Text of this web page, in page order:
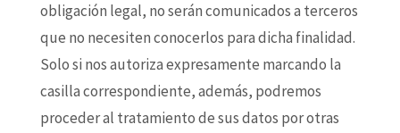
obligación legal, no serán comunicados a terceros
que no necesiten conocerlos para dicha finalidad.
Solo si nos autoriza expresamente marcando la
casilla correspondiente, además, podremos
proceder al tratamiento de sus datos por otras